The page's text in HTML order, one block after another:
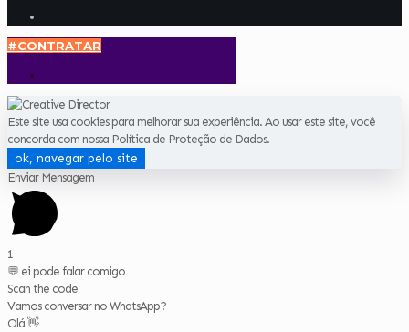
#CONTRATAR
Este site usa cookies para melhorar sua experiência. Ao usar este site, você
concorda com nossa Política de Proteção de Dados.
ok, navegar pelo site
Enviar Mensagem
1
💬 ei pode falar comigo
Scan the code
Vamos conversar no WhatsApp?
Olá 👋